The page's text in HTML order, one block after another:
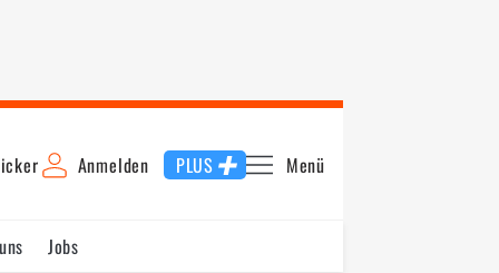
Anmelden PLUS Menü
Jobs